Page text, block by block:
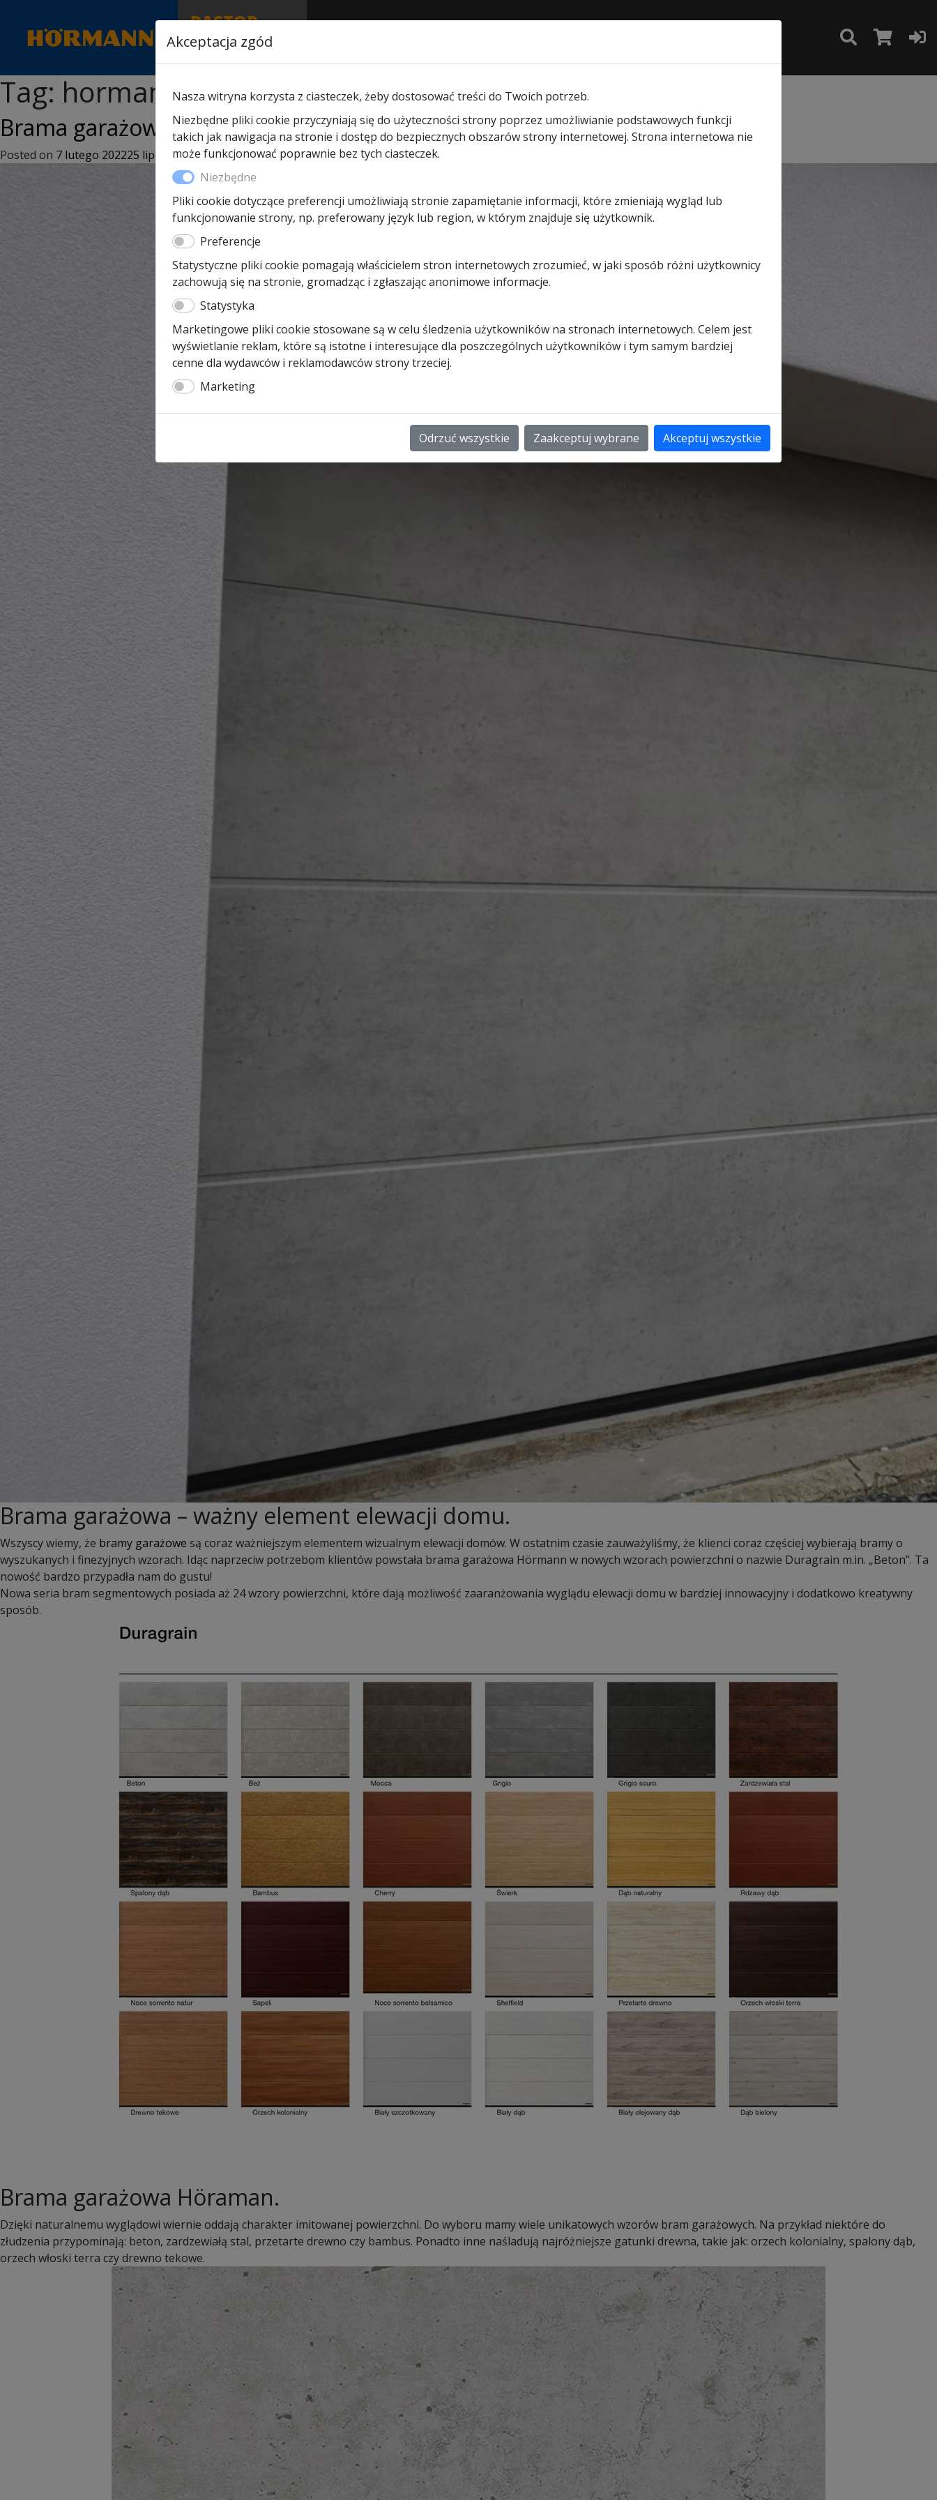
RASTOR
AUTORYZOWANY
PARTNER & SERWIS
Tag: hormann beton
Brama garażowa Hörmann Beton – nowe oblicze bram garażowych
Posted on 7 lutego 202225 lipca 2022bykamilkulig
Brama garażowa – ważny element elewacji domu.
Wszyscy wiemy, że bramy garażowe są coraz ważniejszym elementem wizualnym elewacji domów. W ostatnim czasie zauważyliśmy, że klienci coraz częściej wybierają bramy o
wyszukanych i finezyjnych wzorach. Idąc naprzeciw potrzebom klientów powstała brama garażowa Hörmann w nowych wzorach powierzchni o nazwie Duragrain m.in. „Beton”. Ta
nowość bardzo przypadła nam do gustu!
Nowa seria bram segmentowych posiada aż 24 wzory powierzchni, które dają możliwość zaaranżowania wyglądu elewacji domu w bardziej innowacyjny i dodatkowo kreatywny
sposób.
Brama garażowa Höraman.
Dzięki naturalnemu wyglądowi wiernie oddają charakter imitowanej powierzchni. Do wyboru mamy wiele unikatowych wzorów bram garażowych. Na przykład niektóre do
złudzenia przypominają: beton, zardzewiałą stal, przetarte drewno czy bambus. Ponadto inne naśladują najróżniejsze gatunki drewna, takie jak: orzech kolonialny, spalony dąb,
orzech włoski terra czy drewno tekowe.
Akceptacja zgód
Nasza witryna korzysta z ciasteczek, żeby dostosować treści do Twoich potrzeb.
Niezbędne pliki cookie przyczyniają się do użyteczności strony poprzez umożliwianie podstawowych funkcji
takich jak nawigacja na stronie i dostęp do bezpiecznych obszarów strony internetowej. Strona internetowa nie
może funkcjonować poprawnie bez tych ciasteczek.
Niezbędne
Pliki cookie dotyczące preferencji umożliwiają stronie zapamiętanie informacji, które zmieniają wygląd lub
funkcjonowanie strony, np. preferowany język lub region, w którym znajduje się użytkownik.
Preferencje
Statystyczne pliki cookie pomagają właścicielem stron internetowych zrozumieć, w jaki sposób różni użytkownicy
zachowują się na stronie, gromadząc i zgłaszając anonimowe informacje.
Statystyka
Marketingowe pliki cookie stosowane są w celu śledzenia użytkowników na stronach internetowych. Celem jest
wyświetlanie reklam, które są istotne i interesujące dla poszczególnych użytkowników i tym samym bardziej
cenne dla wydawców i reklamodawców strony trzeciej.
Marketing
Odrzuć wszystkie Zaakceptuj wybrane Akceptuj wszystkie